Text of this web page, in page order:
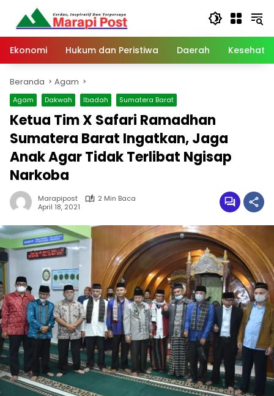
Langsung
konten
Ekonomi
Hukum dan Peristiwa Daerah
Beranda Agam
Agam Dakwah Ibadah Sumatera Barat
Ketua Tim X Safari Ramadhan
Sumatera Barat Ingatkan, Jaga
Anak Agar Tidak Terlibat Ngisap
Narkoba
Marapipost
2 Min Baca
April 18, 2021